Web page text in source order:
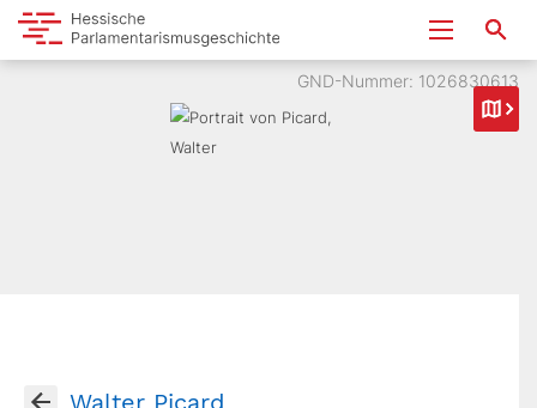
GND-Nummer: 1026830613
Walter Picard